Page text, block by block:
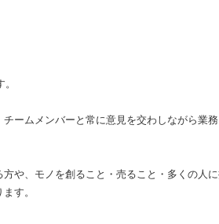
ームメンバーと常に意見を交わしながら業
や、モノを創ること・売ること・多くの人
す。